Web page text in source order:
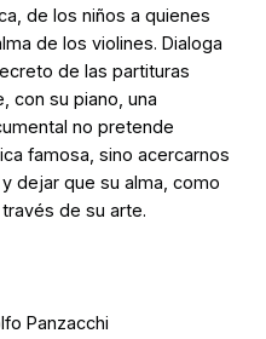
de los niños a quienes
de los violines. Dialoga
de las partituras
con su piano, una
no pretende
famosa, sino acercarnos
dejar que su alma, como
de su arte.
Panzacchi